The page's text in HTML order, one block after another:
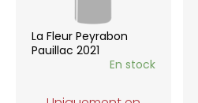
La Fleur Peyrabon
Pauillac 2021
En stock